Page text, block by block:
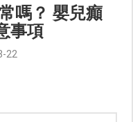
嗎？ 嬰兒癲
事項
22